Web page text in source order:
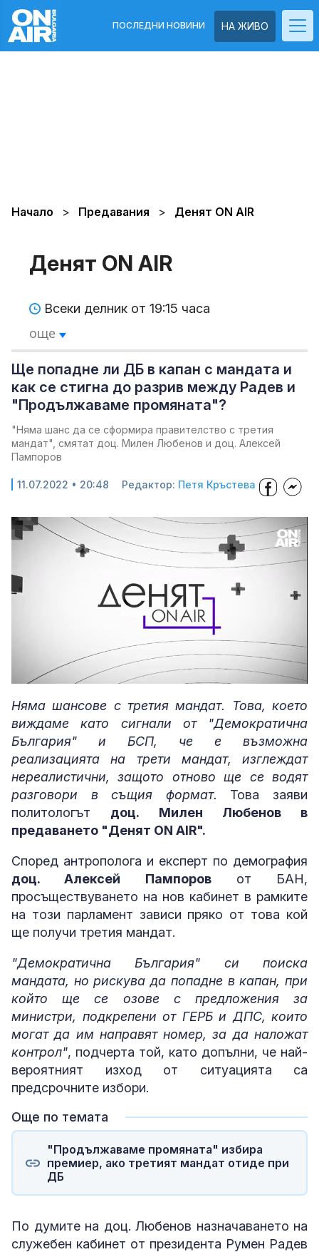
НА ЖИВО
ПОСЛЕДНИ НОВИНИ
Начало Предавания Денят ON AIR
Денят ON AIR
Всеки делник от 19:15 часа
още
Ще попадне ли ДБ в капан с мандата и
как се стигна до разрив между Радев и
"Продължаваме промяната"?
"Няма шанс да се сформира правителство с третия
мандат", смятат доц. Милен Любенов и доц. Алексей
Пампоров
11.07.2022 • 20:48 Редактор: Петя Кръстева
Unmute Loaded
3.35%
Няма шансове с третия мандат. Това, което
виждаме като сигнали от "Демократична
България" и БСП, че е възможна
реализацията на трети мандат, изглеждат
нереалистични, защото отново ще се водят
разговори в същия формат. Това заяви
политологът доц. Милен Любенов в
предаването "Денят ON AIR".
Според антрополога и експерт по демография
доц. Алексей Пампоровот БАН,
просъществуването на нов кабинет в рамките
на този парламент зависи пряко от това кой
ще получи третия мандат.
"Демократична България" си поиска
мандата, но рискува да попадне в капан, при
който ще се озове с предложения за
министри, подкрепени от ГЕРБ и ДПС, които
могат да им направят номер, за да наложат
контрол", подчерта той, като допълни, че най-
вероятният изход от ситуацията са
предсрочните избори.
Още по темата
"Продължаваме промяната" избира
премиер, ако третият мандат отиде при
ДБ
По думите на доц. Любенов назначаването на
служебен кабинет от президента Румен Радев